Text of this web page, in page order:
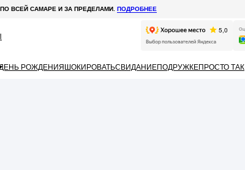
ВСЕЙ САМАРЕ И ЗА ПРЕДЕЛАМИ. ПОДРОБНЕЕ
РОЖДЕНИЯШОКИРОВАТЬСВИДАНИЕПОДРУЖКЕПРОСТО ТАК